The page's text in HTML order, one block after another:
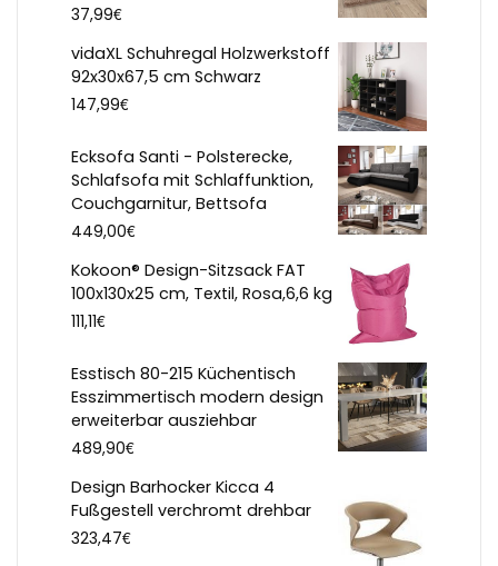
37,99€
vidaXL Schuhregal Holzwerkstoff
92x30x67,5 cm Schwarz
147,99€
Ecksofa Santi - Polsterecke,
Schlafsofa mit Schlaffunktion,
Couchgarnitur, Bettsofa
449,00€
Kokoon® Design-Sitzsack FAT
100x130x25 cm, Textil, Rosa,6,6 kg
111,11€
Esstisch 80-215 Küchentisch
Esszimmertisch modern design
erweiterbar ausziehbar
489,90€
Design Barhocker Kicca 4
Fußgestell verchromt drehbar
323,47€